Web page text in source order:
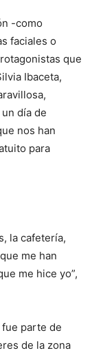
-como
faciales o
que
Ibaceta,
día de
nos han
para
la cafetería,
me han
me hice yo”,
parte de
de la zona